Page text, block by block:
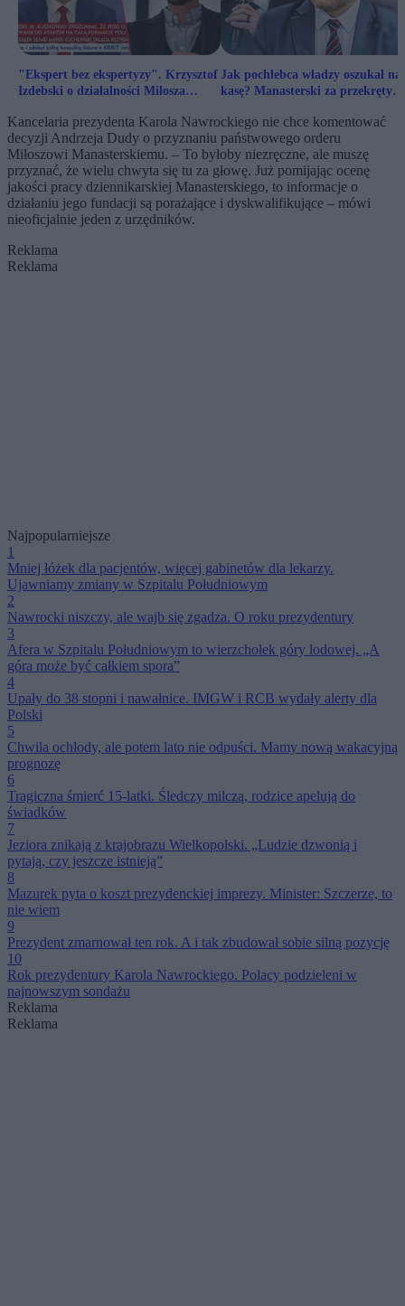
"Ekspert bez ekspertyzy". Krzysztof
Izdebski o działalności Miłosza
Jak pochlebca władzy oszukał
kasę? Manasterski za przekręty
kary
Kancelaria prezydenta Karola Nawrockiego nie chce komentować
decyzji Andrzeja Dudy o przyznaniu państwowego orderu
Miłoszowi Manasterskiemu. – To byłoby niezręczne, ale muszę
przyznać, że wielu chwyta się tu za głowę. Już pomijając ocenę
jakości pracy dziennikarskiej Manasterskiego, to informacje o
działaniu jego fundacji są porażające i dyskwalifikujące – mówi
nieoficjalnie jeden z urzędników.
Reklama
Reklama
Najpopularniejsze
1
Mniej łóżek dla pacjentów, więcej gabinetów dla lekarzy.
Ujawniamy zmiany w Szpitalu Południowym
2
Nawrocki niszczy, ale wajb się zgadza. O roku prezydentury
3
Afera w Szpitalu Południowym to wierzchołek góry lodowej. „A
góra może być całkiem spora”
4
Upały do 38 stopni i nawałnice. IMGW i RCB wydały alerty dla
Polski
5
Chwila ochłody, ale potem lato nie odpuści. Mamy nową wakacyjną
prognozę
6
Tragiczna śmierć 15-latki. Śledczy milczą, rodzice apelują do
świadków
7
Jeziora znikają z krajobrazu Wielkopolski. „Ludzie dzwonią i
pytają, czy jeszcze istnieją”
8
Mazurek pyta o koszt prezydenckiej imprezy. Minister: Szczerze, to
nie wiem
9
Prezydent zmarnował ten rok. A i tak zbudował sobie silną pozycję
10
Rok prezydentury Karola Nawrockiego. Polacy podzieleni w
najnowszym sondażu
Reklama
Reklama